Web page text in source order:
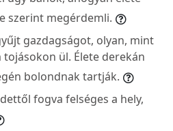
szerint megérdemli.
gazdagságot, olyan, mint
tojásokon ül. Élete derekán
bolondnak tartják.
fogva felséges a hely,